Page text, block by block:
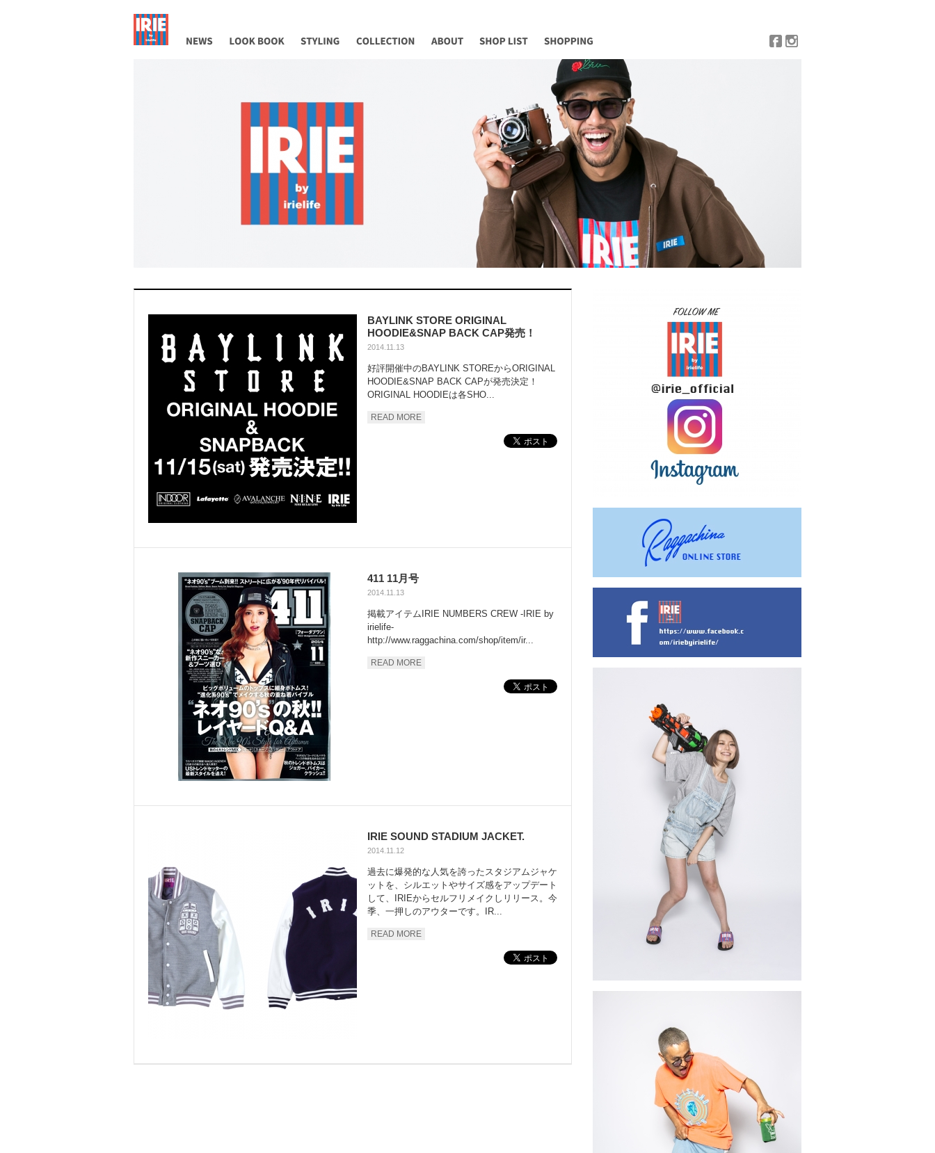
Shopping
BAYLINK STORE ORIGINAL
HOODIE&SNAP BACK CAP発売！
2014.11.13
好評開催中のBAYLINK STOREからORIGINAL
HOODIE&SNAP BACK CAPが発売決定！
ORIGINAL HOODIEは各SHO...
READ MORE
411 11月号
2014.11.13
掲載アイテムIRIE NUMBERS CREW -IRIE by
irielife-
http://www.raggachina.com/shop/item/ir...
READ MORE
IRIE SOUND STADIUM JACKET.
2014.11.12
過去に爆発的な人気を誇ったスタジアムジャケ
ットを、シルエットやサイズ感をアップデート
して、IRIEからセルフリメイクしリリース。今
季、一押しのアウターです。IR...
READ MORE